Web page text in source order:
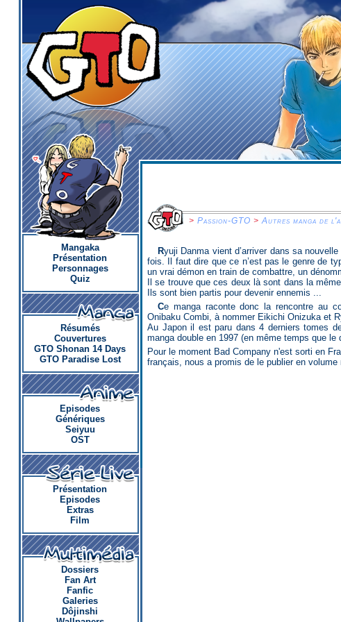
Mangaka
Présentation
Personnages
Quiz
Résumés
Couvertures
GTO Shonan 14 Days
GTO Paradise Lost
Episodes
Génériques
Seiyuu
OST
Présentation
Episodes
Extras
Film
Dossiers
Fan Art
Fanfic
Galeries
Dôjinshi
> Passion-GTO >Autres manga de
Ryuji Danma vient d’arriver dans sa nouvelle école, il a été renvoyé de son collège et ce n’est pas la première
fois. Il faut dire que ce n’est pas le genre de
un vrai démon en train de combattre, un
Il se trouve que ces deux là sont dans la
Ils sont bien partis pour devenir ennemis ...
Ce manga raconte donc la rencontre au collège entre ces deux là qui deviendront plus tard l’inséparable
Onibaku Combi, à nommer Eikichi Onizuka et
Au Japon il est paru dans 4 derniers tomes
manga double en 1997 (en même temps que le
Pour le moment Bad Company n'est sorti en
français, nous a promis de le publier en volume